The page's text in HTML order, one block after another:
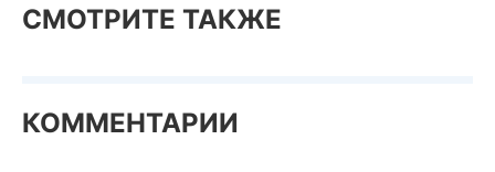
СМОТРИТЕ ТАКЖЕ
КОММЕНТАРИИ